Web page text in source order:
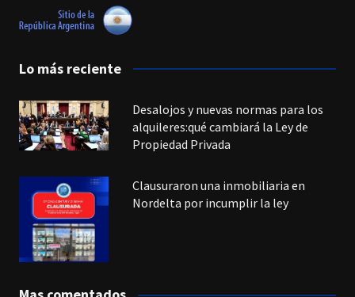
Lo más reciente
Desalojos y nuevas normas para los
alquileres:qué cambiará la Ley de
Propiedad Privada
Clausuraron una inmobiliaria en
Nordelta por incumplir la ley